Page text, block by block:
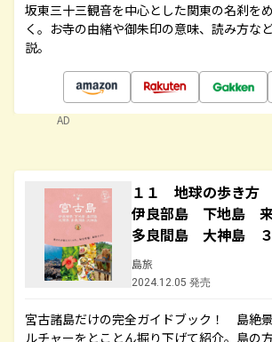
坂東三十三観音を中心とした関東の名刹を
く。お寺の由緒や御朱印の意味、読み方な
説。
AD
１１ 地球の歩き
伊良部島 下地島
多良間島 大神島
島旅
2024.12.05 発売
宮古諸島だけの完全ガイドブック！ 島絶
ルチャーをとことん掘り下げて紹介。島の